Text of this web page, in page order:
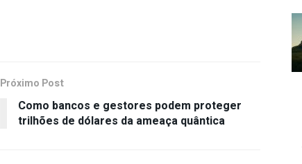
Próximo Post
Como bancos e gestores podem proteger
trilhões de dólares da ameaça quântica